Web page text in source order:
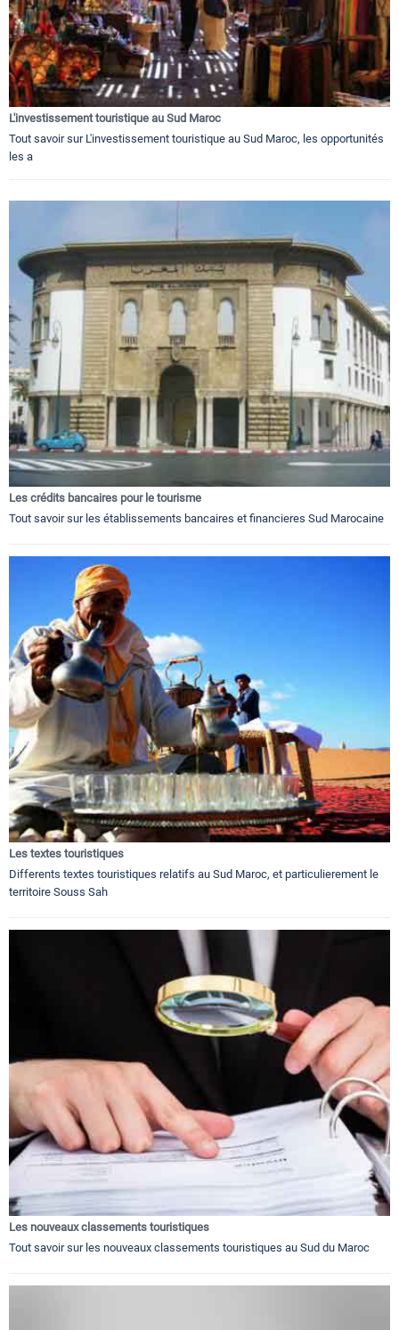
L'investissement touristique au Sud Maroc
Tout savoir sur L'investissement touristique au Sud Maroc, les opportunités
les a
Les crédits bancaires pour le tourisme
Tout savoir sur les établissements bancaires et financieres Sud Marocaine
Les textes touristiques
Differents textes touristiques relatifs au Sud Maroc, et particulierement le
territoire Souss Sah
Les nouveaux classements touristiques
Tout savoir sur les nouveaux classements touristiques au Sud du Maroc